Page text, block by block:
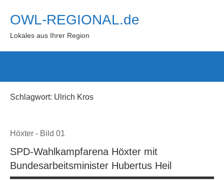
Inhalt
springen
OWL-REGIONAL.de
Lokales aus Ihrer Region
Schlagwort: Ulrich Kros
Höxter - Bild 01
SPD-Wahlkampfarena Höxter mit
Bundesarbeitsminister Hubertus Heil